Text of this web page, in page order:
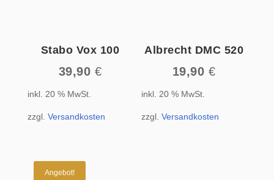
Stabo Vox 100
39,90 €
inkl. 20 % MwSt.
zzgl. Versandkosten
Albrecht DMC 520
19,90 €
inkl. 20 % MwSt.
zzgl.Versandkosten
Angebot!